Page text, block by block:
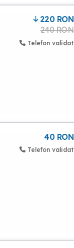
220 RON
240 RON
Telefon validat
40 RON
Telefon validat